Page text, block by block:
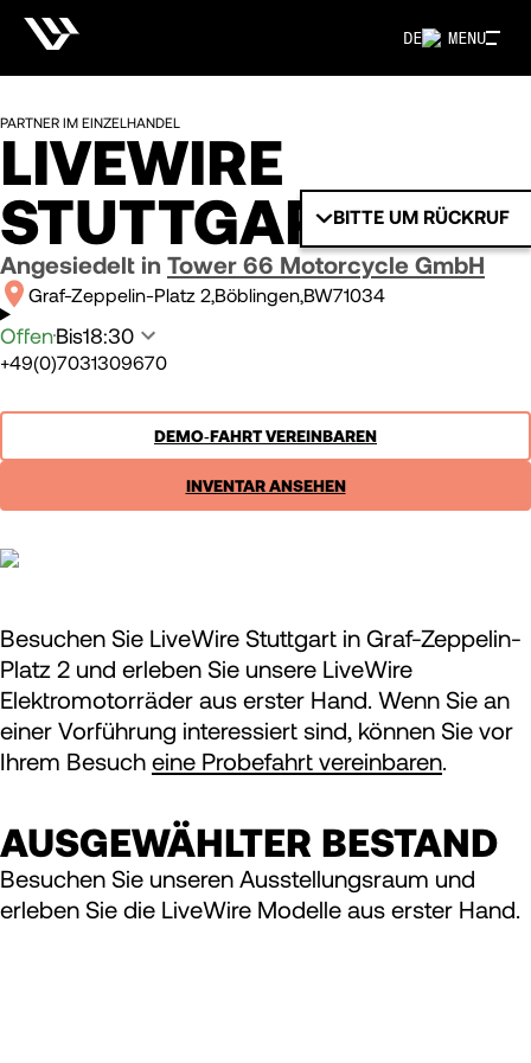
MENU
DE
BITTE UM RÜCKRUF
PARTNER IM EINZELHANDEL
LIVEWIRE
STUTTGART
Angesiedelt in Tower 66 Motorcycle GmbH
Graf-Zeppelin-Platz 2 Böblingen BW71034
OffenBis18:30
+49(0)‭7031309670‬
DEMO‑FAHRT VEREINBAREN
INVENTAR ANSEHEN
Besuchen Sie LiveWire Stuttgart in Graf-Zeppelin-
Platz 2 und erleben Sie unsere LiveWire
Elektromotorräder aus erster Hand. Wenn Sie an
einer Vorführung interessiert sind, können Sie vor
Ihrem Besuch eine Probefahrt vereinbaren
AUSGEWÄHLTER BESTAND
Besuchen Sie unseren Ausstellungsraum und
erleben Sie die LiveWire Modelle aus erster Hand.